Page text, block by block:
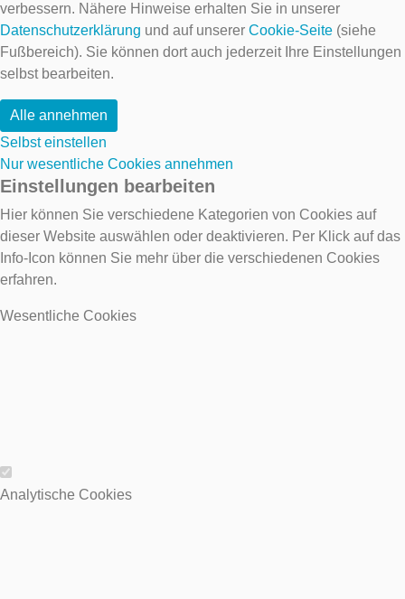
verbessern. Nähere Hinweise erhalten Sie in unserer
Datenschutzerklärung und auf unserer Cookie-Seite (siehe
Fußbereich). Sie können dort auch jederzeit Ihre Einstellungen
selbst bearbeiten.
Alle annehmen
Selbst einstellen
Nur wesentliche Cookies annehmen
Einstellungen bearbeiten
Hier können Sie verschiedene Kategorien von Cookies auf
dieser Website auswählen oder deaktivieren. Per Klick auf das
Info-Icon können Sie mehr über die verschiedenen Cookies
erfahren.
Wesentliche Cookies
Wesentliche Cookies
Analytische Cookies